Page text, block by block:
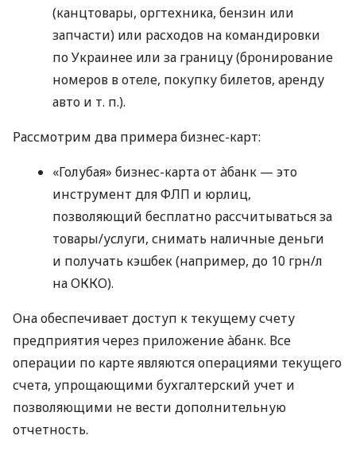
(канцтовары, оргтехника, бензин или
запчасти) или расходов на командировки
по Украинее или за границу (бронирование
номеров в отеле, покупку билетов, аренду
авто и т. п.).
Рассмотрим два примера бизнес-карт:
«Голубая» бизнес-карта от àбанк — это
инструмент для ФЛП и юрлиц,
позволяющий бесплатно рассчитываться за
товары/услуги, снимать наличные деньги
и получать кэшбек (например, до 10 грн/л
на ОККО).
Она обеспечивает доступ к текущему счету
предприятия через приложение àбанк. Все
операции по карте являются операциями текущего
счета, упрощающими бухгалтерский учет и
позволяющими не вести дополнительную
отчетность.